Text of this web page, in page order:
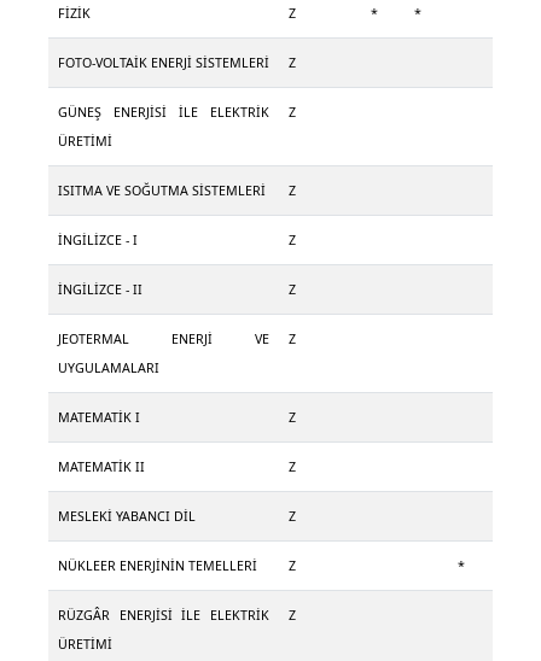
FİZİK Z * *
FOTO-VOLTAİK ENERJİ SİSTEMLERİ Z
GÜNEŞ ENERJİSİ İLE ELEKTRİK
ÜRETİMİ
Z
ISITMA VE SOĞUTMA SİSTEMLERİ Z
İNGİLİZCE - I Z
İNGİLİZCE - II Z
JEOTERMAL ENERJİ VE
UYGULAMALARI
Z
MATEMATİK I Z
MATEMATİK II Z
MESLEKİ YABANCI DİL Z
NÜKLEER ENERJİNİN TEMELLERİ Z *
RÜZGÂR ENERJİSİ İLE ELEKTRİK
ÜRETİMİ
Z